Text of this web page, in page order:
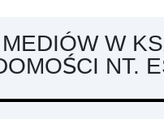
W
NT.